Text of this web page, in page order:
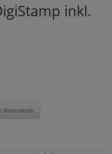
inkl.
Warenkorb